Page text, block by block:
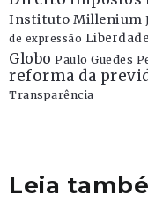
Instituto Millenium
de expressão
Globo Paulo Guedes
reforma da
Transparência
Leia